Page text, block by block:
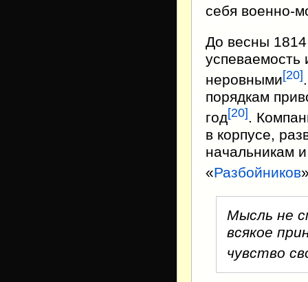
себя военно-
До весны 1814
успеваемость
неровными[20]
порядкам
год[20] .
в корпусе,
начальникам
«Разбойников
Мысль не
всякое
чувство